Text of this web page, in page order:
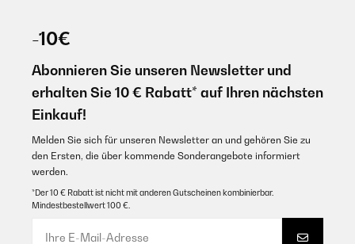
-10€
Abonnieren Sie unseren Newsletter und
erhalten Sie 10 € Rabatt* auf Ihren nächsten
Einkauf!
Melden Sie sich für unseren Newsletter an und gehören Sie zu
den Ersten, die über kommende Sonderangebote informiert
werden.
*Der 10 € Rabatt ist nicht mit anderen Gutscheinen kombinierbar.
Mindestbestellwert 100 €.